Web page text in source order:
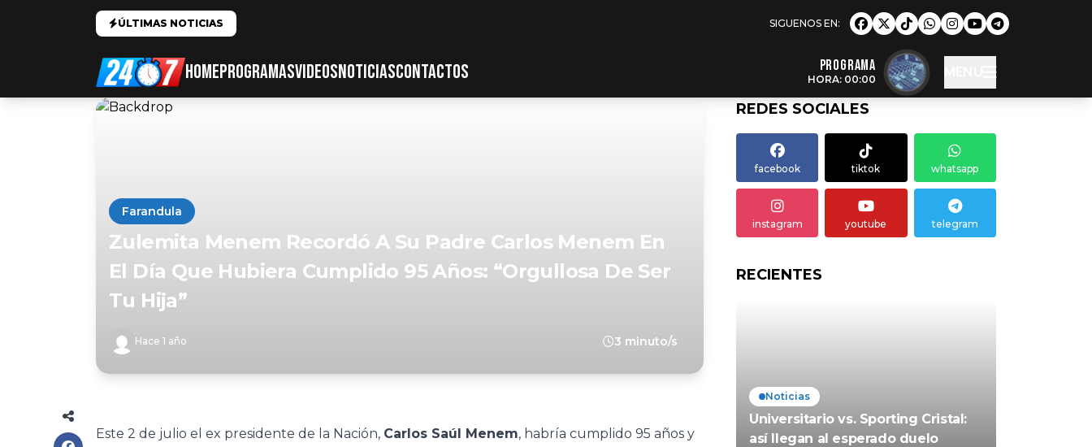
ÚLTIMAS NOTICIAS
HOMEPROGRAMASVIDEOSNOTICIASCONTACTOS Programa
HORA: 00:00
Farandula
Zulemita Menem Recordó A Su Padre Carlos Menem En
El Día Que Hubiera Cumplido 95 Años: “Orgullosa De Ser
Tu Hija”
Hace 1 año 3 minuto/s
Este 2 de julio el ex presidente de la Nación, Carlos Saúl Menem, habría cumplido 95 años y
REDES SOCIALES
facebook tiktok whatsapp
instagram youtube telegram
RECIENTES
Noticias
Universitario vs. Sporting Cristal:
así llegan al esperado duelo